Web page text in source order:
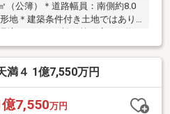
（公簿）＊道路幅員：南側約8.0
地＊建築条件付き土地ではあり
約280ｍ＊グルメシティ南森町店
305ｍ＊天神橋筋商店街まで約
ｍ■交通アクセス＊JR東西線
約235ｍ）＊大阪メトロ谷町線
ｍ）
満４ 1億7,550万円
億7,550万円